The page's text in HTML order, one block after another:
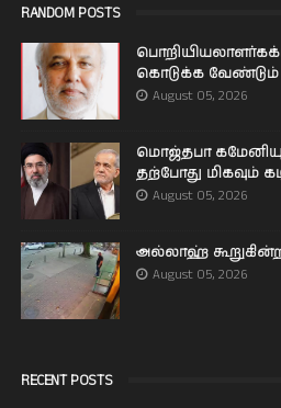
RANDOM POSTS
கொடுக்க
August 05, 2026
மொஜ்தபா
தற்போது மிகவும்
August 05, 2026
அல்லாஹ்
August 05, 2026
RECENT POSTS